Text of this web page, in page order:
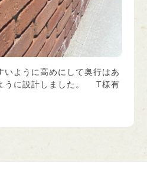
いように高めにして奥行はあ
うに設計しました。 T様有